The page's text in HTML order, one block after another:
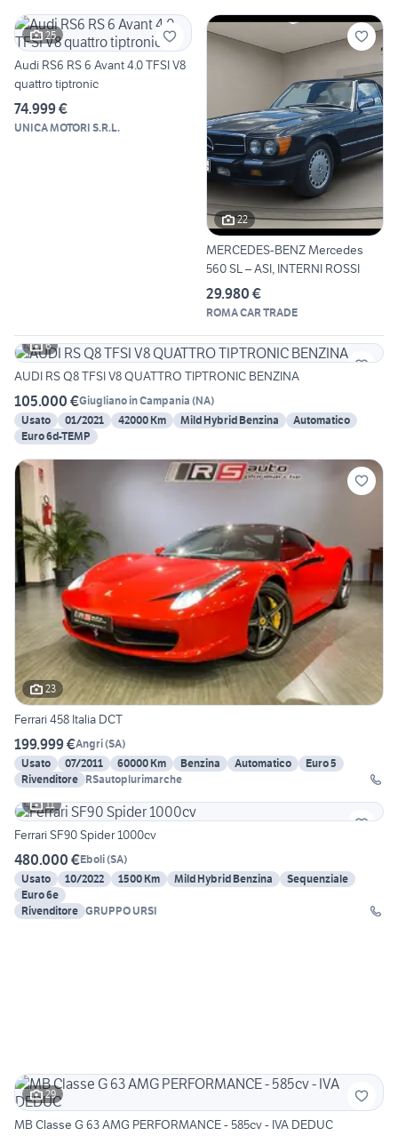
25
Audi RS6 RS 6 Avant 4.0 TFSI V8
quattro tiptronic
74.999 €
UNICA MOTORI S.R.L.
22
MERCEDES-BENZ Mercedes
560 SL – ASI, INTERNI ROSSI
29.980 €
ROMA CAR TRADE
6
AUDI RS Q8 TFSI V8 QUATTRO TIPTRONIC BENZINA
105.000 €Giugliano in Campania (NA)
Usato
01/2021 42000 Km Mild Hybrid Benzina
Automatico
Euro 6d-TEMP
23
Ferrari 458 Italia DCT
199.999 €Angri(SA)
Usato
07/2011 60000 Km Benzina Automatico
Euro 5
Rivenditore RSautoplurimarche
11
Ferrari SF90 Spider 1000cv
480.000 €Eboli(SA)
Usato
10/2022 1500 Km Mild Hybrid Benzina
Sequenziale
Euro 6e
Rivenditore GRUPPO URSI
29
MB Classe G 63 AMG PERFORMANCE - 585cv - IVA DEDUC